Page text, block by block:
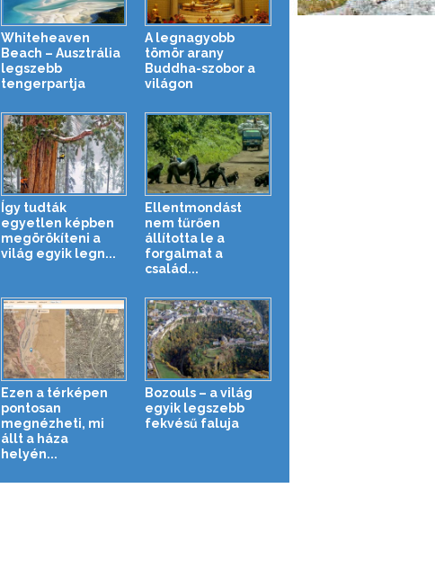
Whiteheaven
Beach – Ausztrália
legszebb
tengerpartja
A legnagyobb
tömör arany
Buddha-szobor a
világon
Így tudták
egyetlen képben
megörökíteni a
világ egyik legn...
Ellentmondást
nem tűrően
állította le a
forgalmat a
család...
Ezen a térképen
pontosan
megnézheti, mi
állt a háza
helyén...
Bozouls – a világ
egyik legszebb
fekvésű faluja